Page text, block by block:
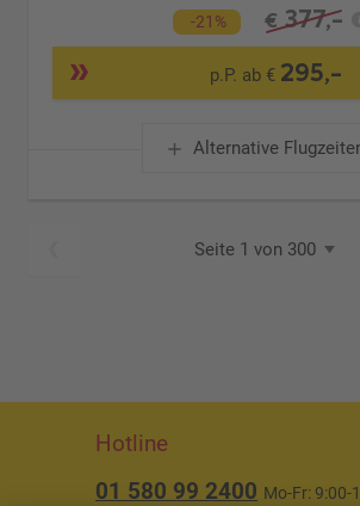
-21% € 377,-
p.P. ab € 295,-
Alternative
Seite 1 von 300
Hotline
01 580 99 2400 Mo-Fr: 9:00-